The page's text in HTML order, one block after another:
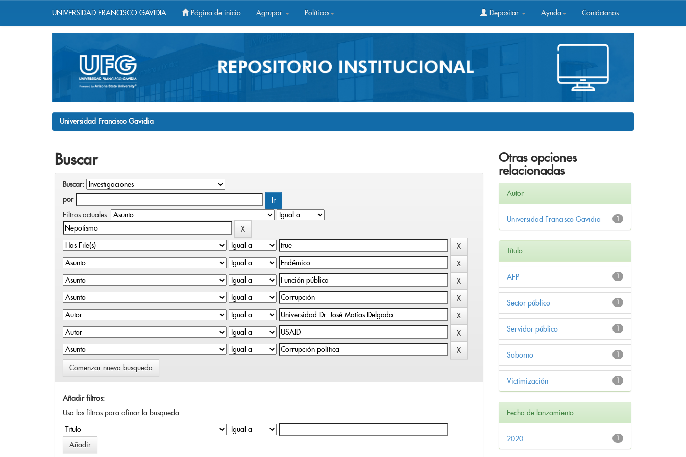
UNIVERSIDAD FRANCISCO GAVIDIA Página de inicio Agrupar Políticas Depositar Ayuda Contáctanos
Universidad Francisco Gavidia
Buscar
Buscar:
por
Filtros actuales:
Comenzar nueva busqueda
Añadir filtros:
Usa los filtros para afinar la busqueda.
Otras opciones
relacionadas
Autor
1
Universidad Francisco Gavidia
Título
1
AFP
1
Sector público
1
Servidor público
1
Soborno
1
Victimización
Fecha de lanzamiento
1
2020